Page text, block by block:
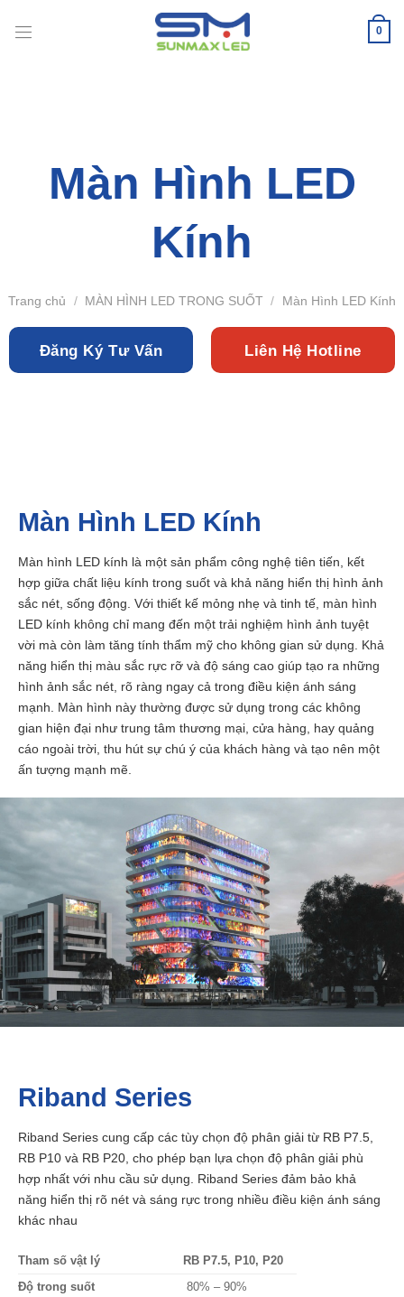
qua
0
Màn Hình LED
Kính
Trang chủ / MÀN HÌNH LED TRONG SUỐT / Màn Hình LED Kính
Đăng Ký Tư Vấn Liên Hệ Hotline
Màn Hình LED Kính
Màn hình LED kính là một sản phẩm công nghệ tiên tiến, kết
hợp giữa chất liệu kính trong suốt và khả năng hiển thị hình ảnh
sắc nét, sống động. Với thiết kế mỏng nhẹ và tinh tế, màn hình
LED kính không chỉ mang đến một trải nghiệm hình ảnh tuyệt
vời mà còn làm tăng tính thẩm mỹ cho không gian sử dụng. Khả
năng hiển thị màu sắc rực rỡ và độ sáng cao giúp tạo ra những
hình ảnh sắc nét, rõ ràng ngay cả trong điều kiện ánh sáng
mạnh. Màn hình này thường được sử dụng trong các không
gian hiện đại như trung tâm thương mại, cửa hàng, hay quảng
cáo ngoài trời, thu hút sự chú ý của khách hàng và tạo nên một
ấn tượng mạnh mẽ.
Riband Series
Riband Series cung cấp các tùy chọn độ phân giải từ RB P7.5,
RB P10 và RB P20, cho phép bạn lựa chọn độ phân giải phù
hợp nhất với nhu cầu sử dụng. Riband Series đảm bảo khả
năng hiển thị rõ nét và sáng rực trong nhiều điều kiện ánh sáng
khác nhau
Tham số vật lý
RB P7.5, P10, P20
Độ trong suốt
80% – 90%